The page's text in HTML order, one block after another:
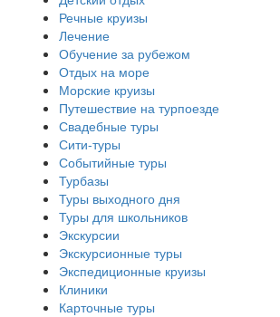
Речные круизы
Лечение
Обучение за рубежом
Отдых на море
Морские круизы
Путешествие на турпоезде
Свадебные туры
Сити-туры
Событийные туры
Турбазы
Туры выходного дня
Туры для школьников
Экскурсии
Экскурсионные туры
Экспедиционные круизы
Клиники
Карточные туры